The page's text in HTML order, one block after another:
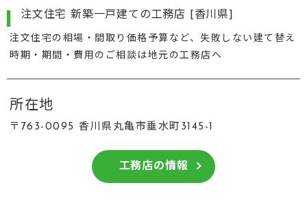
注文住宅 新築一戸建ての工務店 [香川県]
注文住宅の相場・間取り価格予算など、失敗しない建て替え
時期・期間・費用のご相談は地元の工務店へ
所在地
〒763-0095 香川県丸亀市垂水町3145-1
工務店の情報